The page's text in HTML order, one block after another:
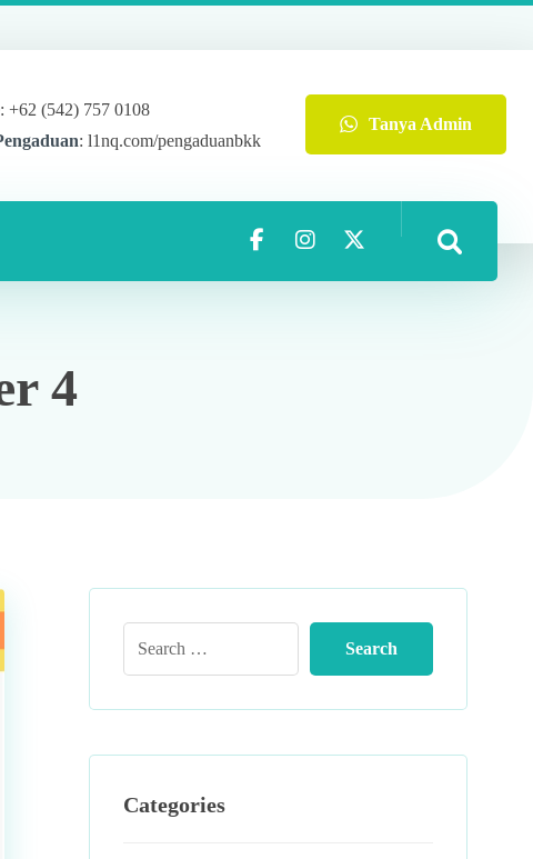
Tanya Admin
: +62 (542) 757 0108
: l1nq.com/pengaduanbkk
4
Categories